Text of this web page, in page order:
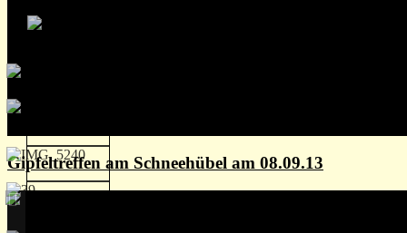
Gipfeltreffen am Schneehübel am 08.09.13